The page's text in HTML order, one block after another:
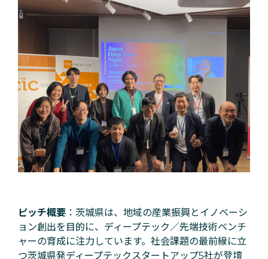
ピッチ概要 ：茨城県は、地域の産業振興とイノベーシ
ョン創出を目的に、ディープテック／先端技術ベンチ
ャーの育成に注力しています。社会課題の最前線に立
つ茨城県発ディープテックスタートアップ5社が登壇